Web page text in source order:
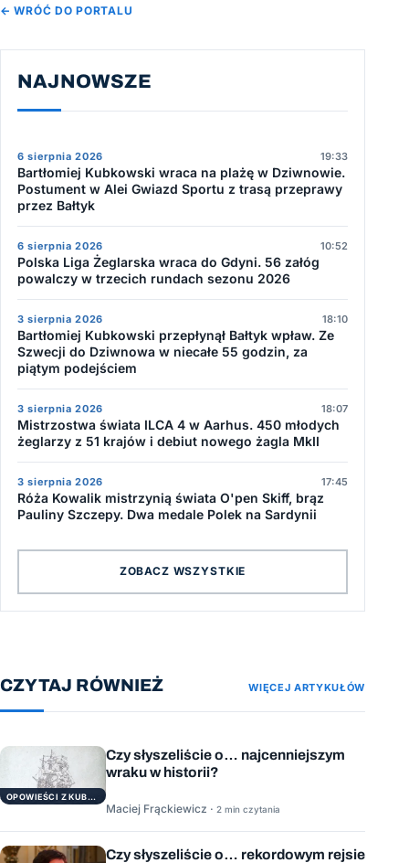
← WRÓĆ DO PORTALU
NAJNOWSZE
6 sierpnia 2026 19:33
Bartłomiej Kubkowski wraca na plażę w Dziwnowie.
Postument w Alei Gwiazd Sportu z trasą przeprawy
przez Bałtyk
6 sierpnia 2026 10:52
Polska Liga Żeglarska wraca do Gdyni. 56 załóg
powalczy w trzecich rundach sezonu 2026
3 sierpnia 2026 18:10
Bartłomiej Kubkowski przepłynął Bałtyk wpław. Ze
Szwecji do Dziwnowa w niecałe 55 godzin, za
piątym podejściem
3 sierpnia 2026 18:07
Mistrzostwa świata ILCA 4 w Aarhus. 450 młodych
żeglarzy z 51 krajów i debiut nowego żagla MkII
3 sierpnia 2026 17:45
Róża Kowalik mistrzynią świata O'pen Skiff, brąz
Pauliny Szczepy. Dwa medale Polek na Sardynii
ZOBACZ WSZYSTKIE
CZYTAJ RÓWNIEŻ WIĘCEJ ARTYKUŁÓW
OPOWIEŚCI Z KUBRYKU
Czy słyszeliście o… najcenniejszym
wraku w historii?
Maciej Frąckiewicz · 2 min czytania
Czy słyszeliście o… rekordowym rejsie